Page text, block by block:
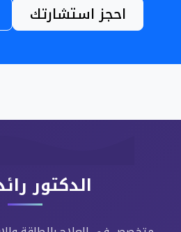
احجز استشارتك
الدكتور